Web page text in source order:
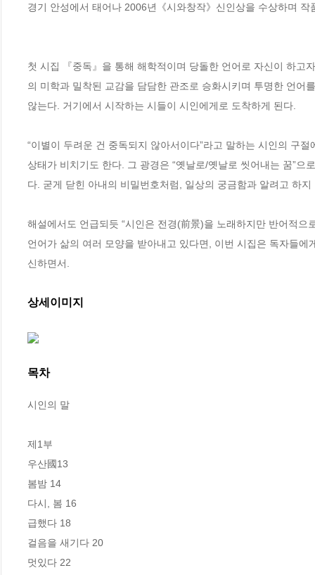
경기 안성에서 태어나 2006년《시와창작》신인상을 수상하며
첫 시집 『중독』을 통해 해학적이며 당돌한 언어로 자신이 하고
의 미학과 밀착된 교감을 담담한 관조로 승화시키며 투명한 언어
않는다. 거기에서 시작하는 시들이 시인에게로 도착하게 된다.
“이별이 두려운 건 중독되지 않아서이다”라고 말하는 시인의 구
상태가 비치기도 한다. 그 광경은 “옛날로/옛날로 씻어내는 꿈”
다. 굳게 닫힌 아내의 비밀번호처럼, 일상의 궁금함과 알려고 하
해설에서도 언급되듯 “시인은 전경(前景)을 노래하지만 반어적
언어가 삶의 여러 모양을 받아내고 있다면, 이번 시집은 독자들
신하면서.
상세이미지
목차
시인의 말
제1부
우산國13
봄밤 14
다시, 봄 16
급했다 18
걸음을 새기다 20
멋있다 22